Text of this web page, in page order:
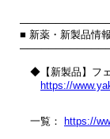
■ 新薬・新製品情報
◆【新製品】フェ
https://
一覧： https://